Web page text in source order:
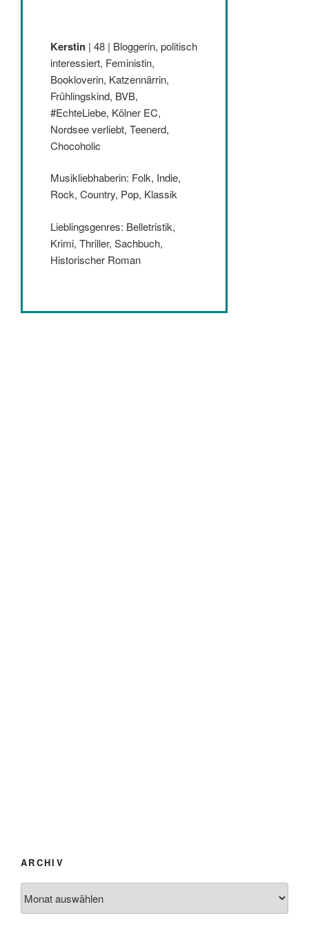
Kerstin | 48 | Bloggerin, politisch
interessiert, Feministin,
Bookloverin, Katzennärrin,
Frühlingskind, BVB,
#EchteLiebe, Kölner EC,
Nordsee verliebt, Teenerd,
Chocoholic
Musikliebhaberin: Folk, Indie,
Rock, Country, Pop, Klassik
Lieblingsgenres: Belletristik,
Krimi, Thriller, Sachbuch,
Historischer Roman
ARCHIV